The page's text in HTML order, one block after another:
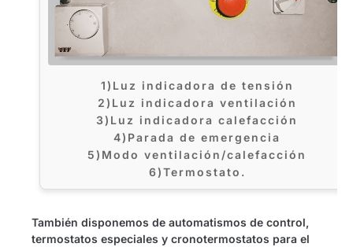
1)Luz indicadora de tensión
2)Luz indicadora ventilación
3)Luz indicadora calefacción
4)Parada de emergencia
5)Modo ventilación/calefacción
6)Termostato.
También disponemos de automatismos de control,
termostatos especiales y cronotermostatos para el